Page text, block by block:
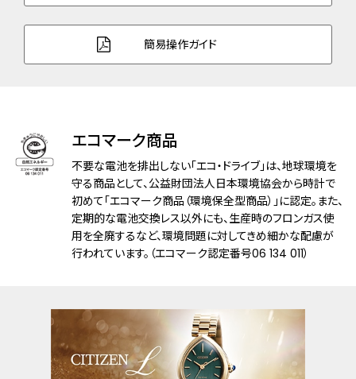
5気圧防水
機能
充電警告機能
過充電防止機能
フル充電時約7ヶ月可動
メーカー保証
国際保証3年間(購入後1年以内にMY
CITIZENご登録で国内保証5年間)
簡易操作ガイド
エコマーク商品
不要な電池を排出しない「エコ・ドライブ」は、地球環境を
守る商品として、公益財団法人日本環境協会から時計で
初めて「エコマーク商品（環境保全型商品）」に認定。また、
定期的な電池交換レス以外にも、生産時のフロンガス使
用を全廃するなど、環境問題に対してきめ細かな配慮が
行われています。（エコマーク認定番号06 134 011）